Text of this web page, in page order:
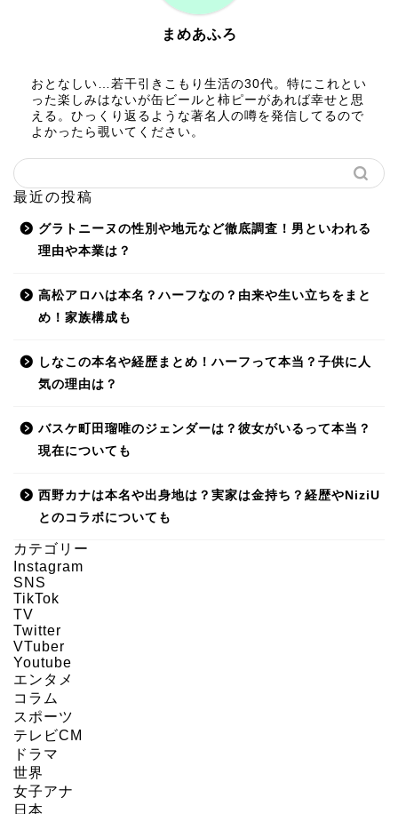
まめあふろ
おとなしい…若干引きこもり生活の30代。特にこれとい
った楽しみはないが缶ビールと柿ピーがあれば幸せと思
える。ひっくり返るような著名人の噂を発信してるので
よかったら覗いてください。
最近の投稿
グラトニーヌの性別や地元など徹底調査！男といわれる
理由や本業は？
高松アロハは本名？ハーフなの？由来や生い立ちをまと
め！家族構成も
しなこの本名や経歴まとめ！ハーフって本当？子供に人
気の理由は？
バスケ町田瑠唯のジェンダーは？彼女がいるって本当？
現在についても
西野カナは本名や出身地は？実家は金持ち？経歴やNiziU
とのコラボについても
カテゴリー
Instagram
SNS
TikTok
TV
Twitter
VTuber
Youtube
エンタメ
コラム
スポーツ
テレビCM
ドラマ
世界
女子アナ
日本